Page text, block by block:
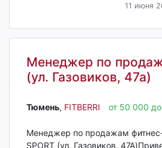
11 июня
Менеджер по
(ул. Газовиков, 47а)
Тюмень‎, FITBERRI от 50 000
Менеджер по продажам фитнес-
SPORT (ул. Газовиков,